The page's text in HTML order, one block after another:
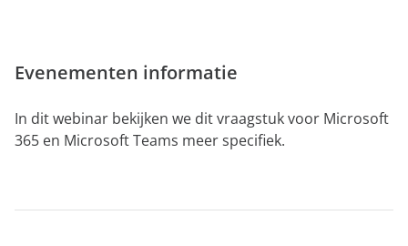
Evenementen informatie
In dit webinar bekijken we dit vraagstuk voor Microsoft
365 en Microsoft Teams meer specifiek.